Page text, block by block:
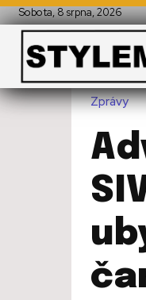
Sobota, 8 srpna, 2026
Zprávy